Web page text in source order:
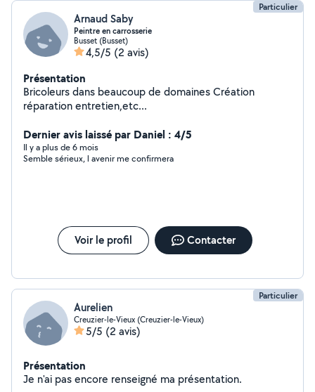
Particulier
Arnaud Saby
Peintre en carrosserie
Busset (Busset)
4,5/5 (2 avis)
Présentation
Bricoleurs dans beaucoup de domaines Création
réparation entretien,etc...
Dernier avis laissé par Daniel : 4/5
Il y a plus de 6 mois
Semble sérieux, l avenir me confirmera
Voir le profil Contacter
Particulier
Aurelien
Creuzier-le-Vieux (Creuzier-le-Vieux)
5/5 (2 avis)
Présentation
Je n'ai pas encore renseigné ma présentation.